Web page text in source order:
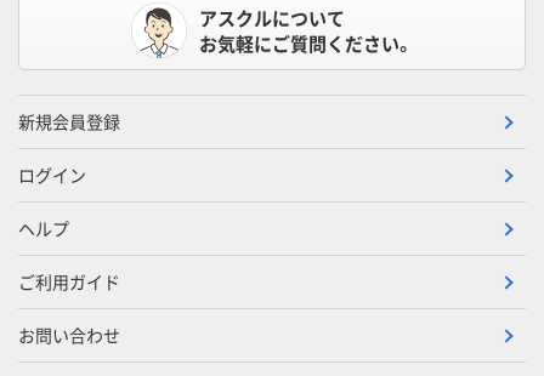
アスクルについて
お気軽にご質問ください。
新規会員登録
ログイン
ヘルプ
ご利用ガイド
お問い合わせ